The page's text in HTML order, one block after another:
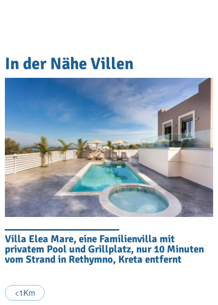
In der Nähe Villen
Villa Elea Mare, eine Familienvilla mit
privatem Pool und Grillplatz, nur 10 Minuten
vom Strand in Rethymno, Kreta entfernt
<1Km